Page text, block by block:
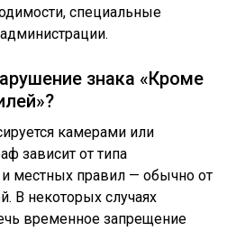
специальные
знака «Кроме
камерами или
зависит от типа
и местных правил — обычно от
В некоторых случаях
временное запрещение